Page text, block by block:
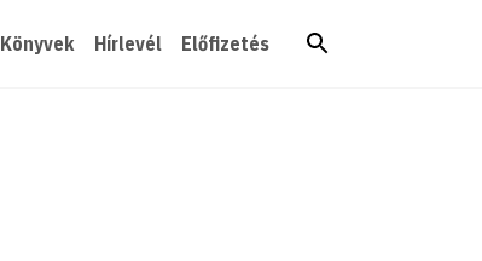
Könyvek Hírlevél Előfizetés